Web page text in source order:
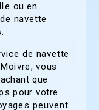
ou en
navette
de navette
vous
que
pour votre
peuvent